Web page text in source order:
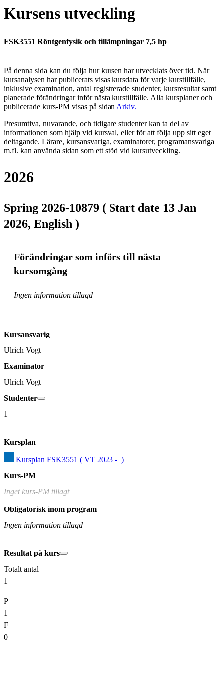
Kursens utveckling
FSK3551 Röntgenfysik och tillämpningar 7,5 hp
På denna sida kan du följa hur kursen har utvecklats över tid. När
kursanalysen har publicerats visas kursdata för varje kurstillfälle,
inklusive examination, antal registrerade studenter, kursresultat samt
planerade förändringar inför nästa kurstillfälle. Alla kursplaner och
publicerade kurs-PM visas på sidan Arkiv.
Presumtiva, nuvarande, och tidigare studenter kan ta del av
informationen som hjälp vid kursval, eller för att följa upp sitt eget
deltagande. Lärare, kursansvariga, examinatorer, programansvariga
m.fl. kan använda sidan som ett stöd vid kursutveckling.
2026
Spring 2026-10879 ( Start date 13 Jan
2026, English )
Förändringar som införs till nästa
kursomgång
Ingen information tillagd
Kursansvarig
Ulrich Vogt
Examinator
Ulrich Vogt
Studenter
1
Kursplan
Kursplan FSK3551 ( VT 2023 -  )
Kurs-PM
Inget kurs-PM tillagt
Obligatorisk inom program
Ingen information tillagd
Resultat på kurs
Totalt antal
1
P
1
F
0